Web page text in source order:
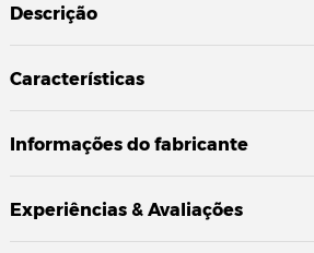
Descrição
Características
Informações do fabricante
Experiências & Avaliações